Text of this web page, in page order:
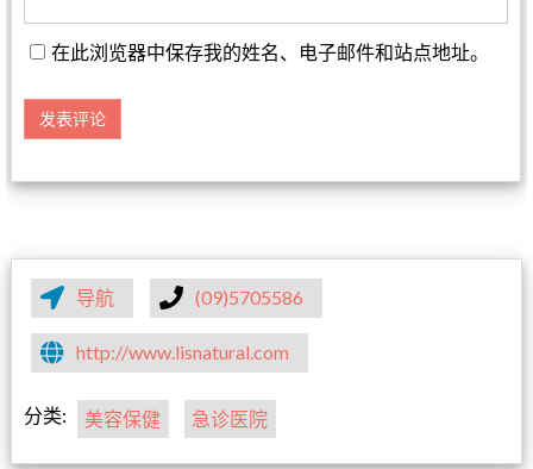
在此浏览器中保存我的姓名、电子邮件和站点地址。
导航 (09)5705586
http://www.lisnatural.com
分类: 美容保健 急诊医院